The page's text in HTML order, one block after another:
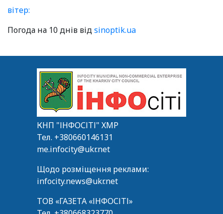
вітер:
Погода на 10 днів відsinoptik.ua
КНП "ІНФОСІТІ" ХМР
Тел. +380660146131
me.infocity@ukr.net
Щодо розміщення реклами:
infocity.news@ukr.net
ТОВ «ГАЗЕТА «ІНФОСІТІ»